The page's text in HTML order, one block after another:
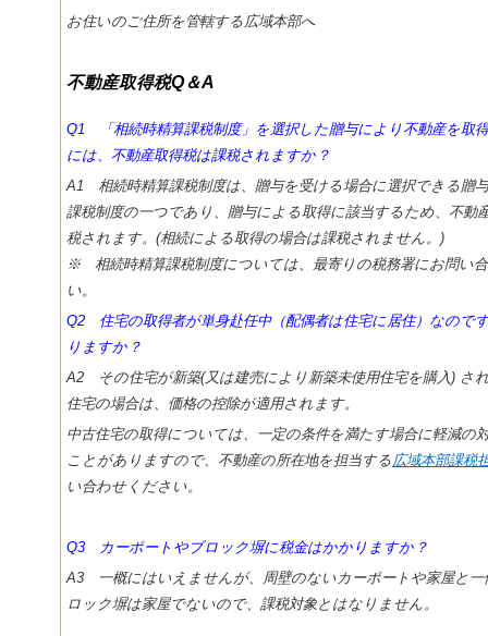
お住いのご住所を管轄する広域本部へ
不動産取得税Q＆A
Q1 「相続時精算課税制度」を選択した贈与により不動産を取
には、不動産取得税は課税されますか？
A1 相続時精算課税制度は、贈与を受ける場合に選択できる贈
課税制度の一つであり、贈与による取得に該当するため、不動
税されます。(相続による取得の場合は課税されません。)
※ 相続時精算課税制度については、最寄りの税務署にお問い
い。
Q2 住宅の取得者が単身赴任中（配偶者は住宅に居住）なので
りますか？
A2 その住宅が新築(又は建売により新築未使用住宅を購入) さ
住宅の場合は、価格の控除が適用されます。
中古住宅の取得については、一定の条件を満たす場合に軽減の
ことがありますので、不動産の所在地を担当する広域本部課税
い合わせください。
Q3 カーポートやブロック塀に税金はかかりますか？
A3 一概にはいえませんが、周壁のないカーポートや家屋と一
ロック塀は家屋でないので、課税対象とはなりません。